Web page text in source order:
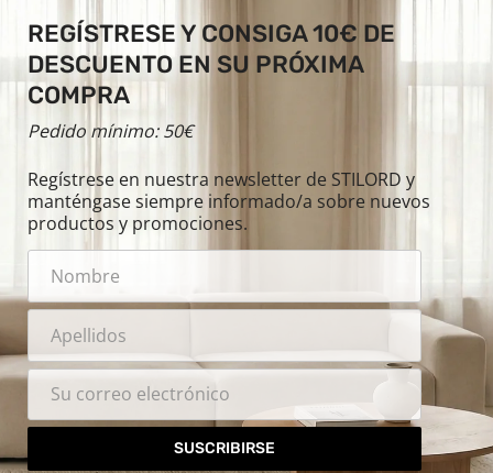
REGÍSTRESE Y CONSIGA 10€ DE
DESCUENTO EN SU PRÓXIMA
COMPRA
Pedido mínimo: 50€
Regístrese en nuestra newsletter de STILORD y
manténgase siempre informado/a sobre nuevos
productos y promociones.
SUSCRIBIRSE